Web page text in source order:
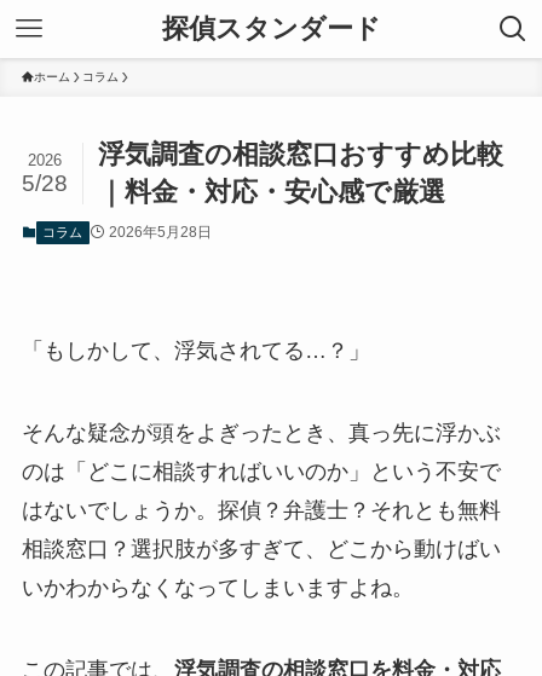
探偵スタンダード
ホーム コラム
浮気調査の相談窓口おすすめ比較
｜料金・対応・安心感で厳選
2026
5/28
コラム 2026年5月28日
「もしかして、浮気されてる…？」
そんな疑念が頭をよぎったとき、真っ先に浮かぶ
のは「どこに相談すればいいのか」という不安で
はないでしょうか。探偵？弁護士？それとも無料
相談窓口？選択肢が多すぎて、どこから動けばい
いかわからなくなってしまいますよね。
この記事では、 浮気調査の相談窓口を料金・対応